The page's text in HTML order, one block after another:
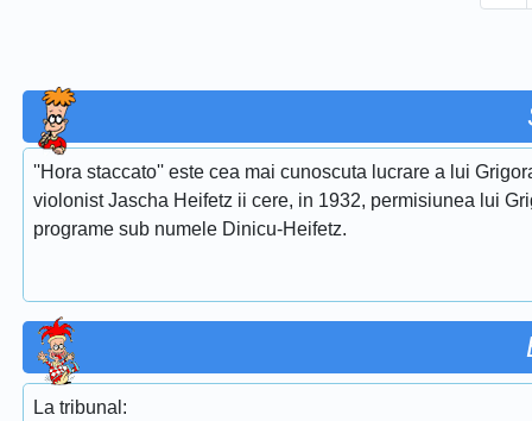
''Hora staccato'' este cea mai cunoscuta lucrare a lui
violonist Jascha Heifetz ii cere, in 1932, permisiunea lui
programe sub numele Dinicu-Heifetz.
La tribunal: